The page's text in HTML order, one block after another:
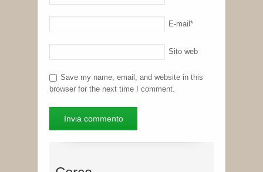
E-mail*
Sito web
Save my name, email, and website in this
browser for the next time I comment.